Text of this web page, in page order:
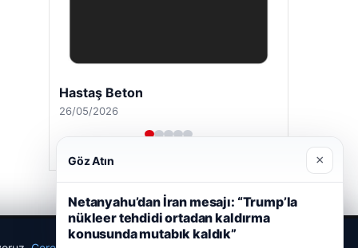
Hastaş Beton
26/05/2026
Göz Atın ×
Netanyahu’dan İran mesajı: “Trump’la
nükleer tehdidi ortadan kaldırma
konusunda mutabık kaldık”